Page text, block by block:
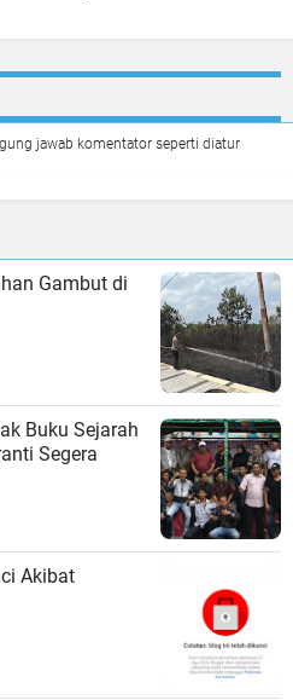
jawab komentator seperti diatur
Gambut di
Buku Sejarah
Segera
Akibat